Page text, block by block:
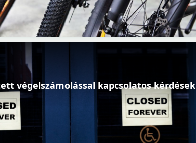
végelszámolással kapcsolatos kérdések